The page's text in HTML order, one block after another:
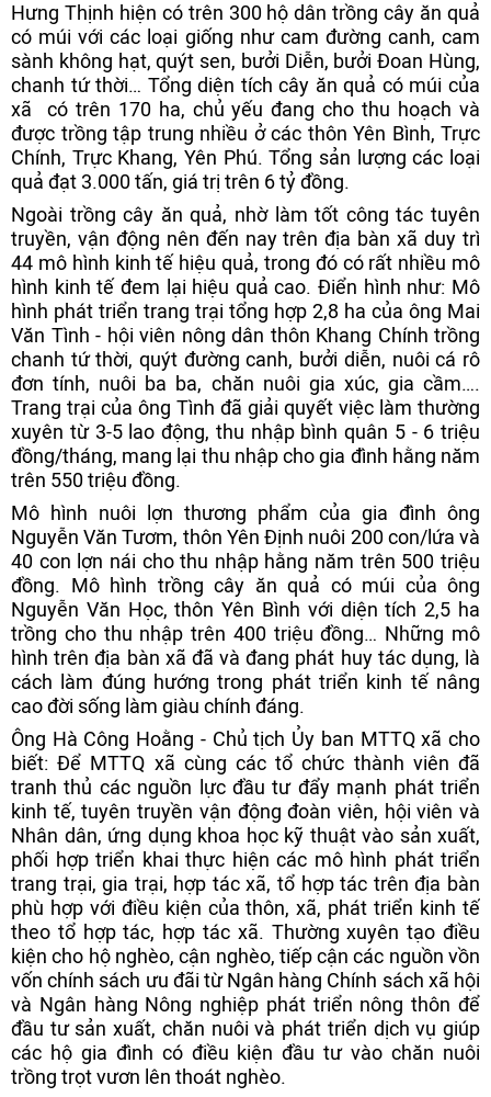
Hưng Thịnh hiện có trên 300 hộ dân trồng cây ăn quả
có múi với các loại giống như cam đường canh, cam
sành không hạt, quýt sen, bưởi Diễn, bưởi Đoan Hùng,
chanh tứ thời… Tổng diện tích cây ăn quả có múi của
xã có trên 170 ha, chủ yếu đang cho thu hoạch và
được trồng tập trung nhiều ở các thôn Yên Bình, Trực
Chính, Trực Khang, Yên Phú. Tổng sản lượng các loại
quả đạt 3.000 tấn, giá trị trên 6 tỷ đồng.
Ngoài trồng cây ăn quả, nhờ làm tốt công tác tuyên
truyền, vận động nên đến nay trên địa bàn xã duy trì
44 mô hình kinh tế hiệu quả, trong đó có rất nhiều mô
hình kinh tế đem lại hiệu quả cao. Điển hình như: Mô
hình phát triển trang trại tổng hợp 2,8 ha của ông Mai
Văn Tình - hội viên nông dân thôn Khang Chính trồng
chanh tứ thời, quýt đường canh, bưởi diễn, nuôi cá rô
đơn tính, nuôi ba ba, chăn nuôi gia xúc, gia cầm….
Trang trại của ông Tình đã giải quyết việc làm thường
xuyên từ 3-5 lao động, thu nhập bình quân 5 - 6 triệu
đồng/tháng, mang lại thu nhập cho gia đình hằng năm
trên 550 triệu đồng.
Mô hình nuôi lợn thương phẩm của gia đình ông
Nguyễn Văn Tươm, thôn Yên Định nuôi 200 con/lứa và
40 con lợn nái cho thu nhập hằng năm trên 500 triệu
đồng. Mô hình trồng cây ăn quả có múi của ông
Nguyễn Văn Học, thôn Yên Bình với diện tích 2,5 ha
trồng cho thu nhập trên 400 triệu đồng… Những mô
hình trên địa bàn xã đã và đang phát huy tác dụng, là
cách làm đúng hướng trong phát triển kinh tế nâng
cao đời sống làm giàu chính đáng.
Ông Hà Công Hoằng - Chủ tịch Ủy ban MTTQ xã cho
biết: Để MTTQ xã cùng các tổ chức thành viên đã
tranh thủ các nguồn lực đầu tư đẩy mạnh phát triển
kinh tế, tuyên truyền vận động đoàn viên, hội viên và
Nhân dân, ứng dụng khoa học kỹ thuật vào sản xuất,
phối hợp triển khai thực hiện các mô hình phát triển
trang trại, gia trại, hợp tác xã, tổ hợp tác trên địa bàn
phù hợp với điều kiện của thôn, xã, phát triển kinh tế
theo tổ hợp tác, hợp tác xã. Thường xuyên tạo điều
kiện cho hộ nghèo, cận nghèo, tiếp cận các nguồn vồn
vốn chính sách ưu đãi từ Ngân hàng Chính sách xã hội
và Ngân hàng Nông nghiệp phát triển nông thôn để
đầu tư sản xuất, chăn nuôi và phát triển dịch vụ giúp
các hộ gia đình có điều kiện đầu tư vào chăn nuôi
trồng trọt vươn lên thoát nghèo.